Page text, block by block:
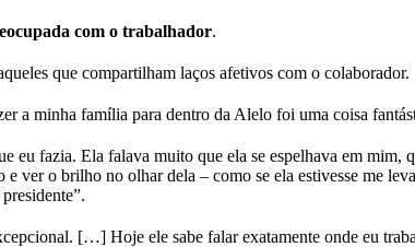
com o trabalhador.
que compartilham laços afetivos com o colaborador.
a minha família para dentro da Alelo foi uma coisa
eu fazia. Ela falava muito que ela se espelhava em mim,
ver o brilho no olhar dela – como se ela estivesse me
[…] Hoje ele sabe falar exatamente onde eu